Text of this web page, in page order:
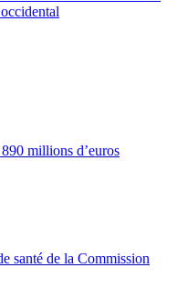
millions d’euros
santé de la Commission